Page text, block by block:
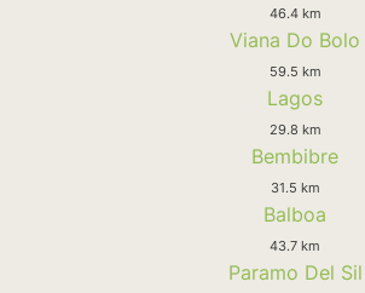
46.4 km
Viana Do Bolo
59.5 km
Lagos
29.8 km
Bembibre
31.5 km
Balboa
43.7 km
Paramo Del Sil